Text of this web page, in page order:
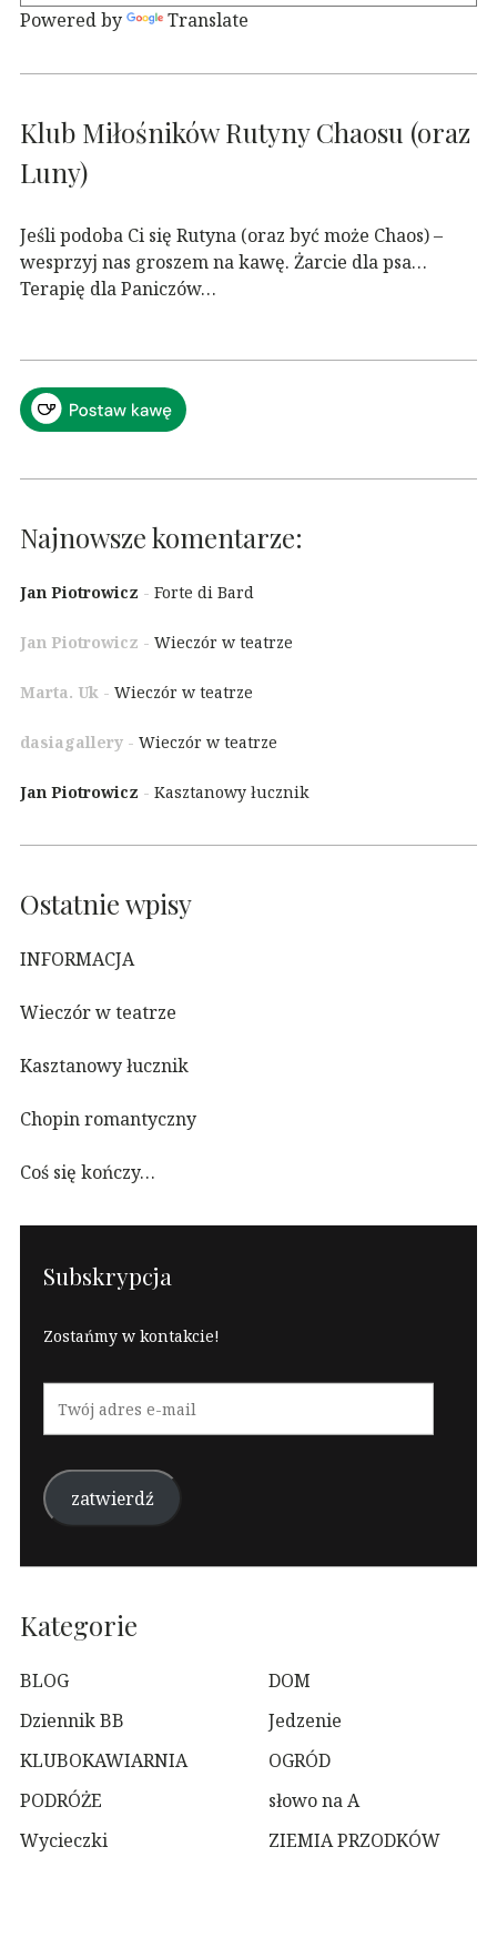
Powered by Translate
Klub Miłośników Rutyny Chaosu (oraz
Luny)
Jeśli podoba Ci się Rutyna (oraz być może Chaos) –
wesprzyj nas groszem na kawę. Żarcie dla psa…
Terapię dla Paniczów…
Najnowsze komentarze:
Jan Piotrowicz - Forte di Bard
Jan Piotrowicz - Wieczór w teatrze
Marta. Uk - Wieczór w teatrze
dasiagallery - Wieczór w teatrze
Jan Piotrowicz - Kasztanowy łucznik
Ostatnie wpisy
INFORMACJA
Wieczór w teatrze
Kasztanowy łucznik
Chopin romantyczny
Coś się kończy…
Subskrypcja
Zostańmy w kontakcie!
adres
e-
zatwierdź
Kategorie
BLOG
DOM
Dziennik BB
Jedzenie
KLUBOKAWIARNIA
OGRÓD
PODRÓŻE
słowo na A
Wycieczki
ZIEMIA PRZODKÓW